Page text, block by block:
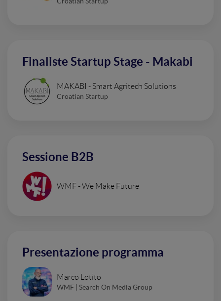
Finaliste Startup Stage - Makabi
MAKABI - Smart Agritech Solutions
Croatian Startup
Sessione B2B
WMF - We Make Future
Presentazione programma
Marco Lotito
WMF | Search On Media Group